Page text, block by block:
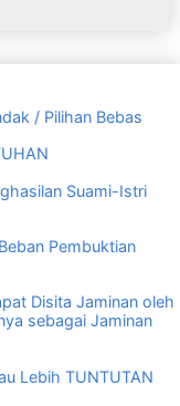
/ Pilihan Bebas
Suami-Istri
Pembuktian
Disita Jaminan oleh
sebagai Jaminan
Lebih TUNTUTAN